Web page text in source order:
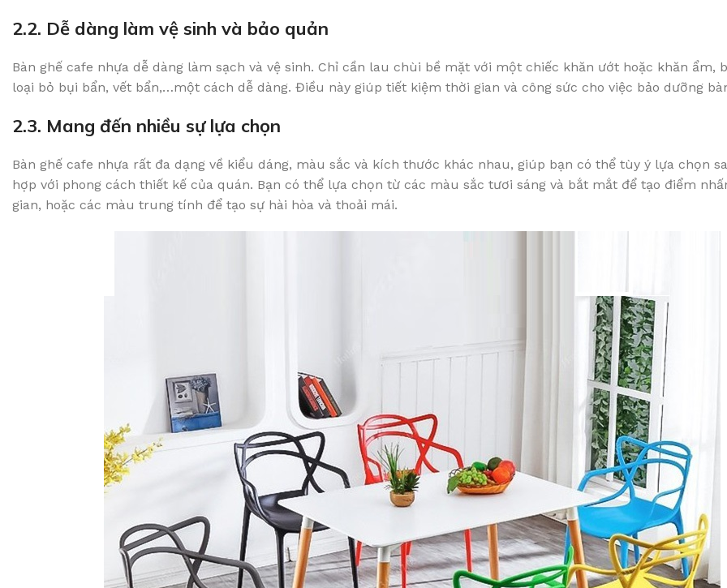
2.2. Dễ dàng làm vệ sinh và bảo quản
Bàn ghế cafe nhựa dễ dàng làm sạch và vệ sinh. Chỉ cần lau chùi bề mặt với một chiếc khăn ướt hoặc khăn ẩm,
loại bỏ bụi bẩn, vết bẩn,…một cách dễ dàng. Điều này giúp tiết kiệm thời gian và công sức cho việc bảo dưỡng
2.3. Mang đến nhiều sự lựa chọn
Bàn ghế cafe nhựa rất đa dạng về kiểu dáng, màu sắc và kích thước khác nhau, giúp bạn có thể tùy ý lựa chọn
hợp với phong cách thiết kế của quán. Bạn có thể lựa chọn từ các màu sắc tươi sáng và bắt mắt để tạo điểm
gian, hoặc các màu trung tính để tạo sự hài hòa và thoải mái.